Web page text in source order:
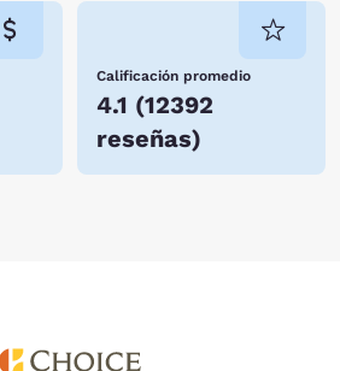
Calificación promedio
4.1 (12392
reseñas)